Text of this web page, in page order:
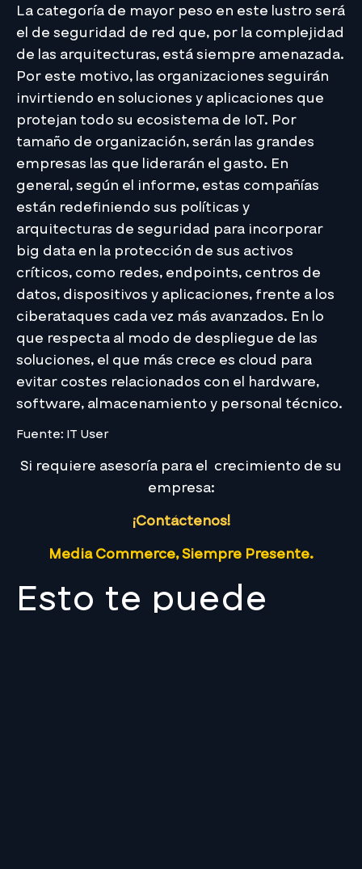
La categoría de mayor peso en este lustro será
el de seguridad de red que, por la complejidad
de las arquitecturas, está siempre amenazada.
Por este motivo, las organizaciones seguirán
invirtiendo en soluciones y aplicaciones que
protejan todo su ecosistema de IoT. Por
tamaño de organización, serán las grandes
empresas las que liderarán el gasto. En
general, según el informe, estas compañías
están redefiniendo sus políticas y
arquitecturas de seguridad para incorporar
big data en la protección de sus activos
críticos, como redes, endpoints, centros de
datos, dispositivos y aplicaciones, frente a los
ciberataques cada vez más avanzados. En lo
que respecta al modo de despliegue de las
soluciones, el que más crece es cloud para
evitar costes relacionados con el hardware,
software, almacenamiento y personal técnico.
Fuente: IT User
Si requiere asesoría para el crecimiento de su
empresa:
¡Contáctenos!
Media Commerce, Siempre Presente.
Esto te puede